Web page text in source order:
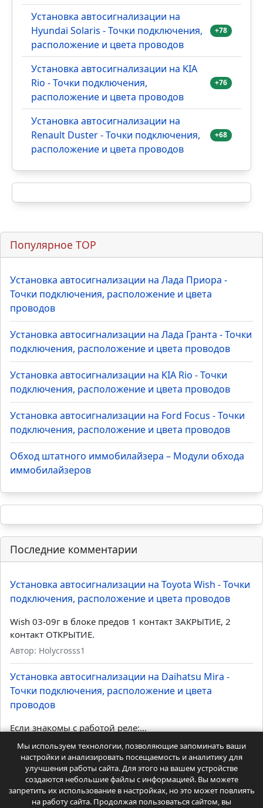
Установка автосигнализации на
Hyundai Solaris - Точки подключения,
расположение и цвета проводов
+78
Установка автосигнализации на KIA
Rio - Точки подключения,
расположение и цвета проводов
+76
Установка автосигнализации на
Renault Duster - Точки подключения,
расположение и цвета проводов
+68
Популярное TOP
Установка автосигнализации на Лада Приора -
Точки подключения, расположение и цвета
проводов
Установка автосигнализации на Лада Гранта - Точки
подключения, расположение и цвета проводов
Установка автосигнализации на KIA Rio - Точки
подключения, расположение и цвета проводов
Установка автосигнализации на Ford Focus - Точки
подключения, расположение и цвета проводов
Обход штатного иммобилайзера – Модули обхода
иммобилайзеров
Последние комментарии
Установка автосигнализации на Toyota Wish - Точки
подключения, расположение и цвета проводов
Wish 03-09г в блоке предов 1 контакт ЗАКРЫТИЕ, 2
контакт ОТКРЫТИЕ.
Автор: Holycrosss1
Установка автосигнализации на Daihatsu Mira -
Точки подключения, расположение и цвета
проводов
Если знакомы с работой реле:...
Автор: Админ Дмитрий
Установка автосигнализации на Toyota Probox -
Точки подключения, расположение и цвета
проводов
Мы используем технологии, позволяющие запоминать ваши
настройки и анализировать посещаемость и аналитику для
улучшения работы сайта. Для этого на вашем устройстве
создаются небольшие файлы с информацией. Вы можете
запретить их использование в настройках, но это может повлиять
на работу сайта. Продолжая пользоваться сайтом, вы